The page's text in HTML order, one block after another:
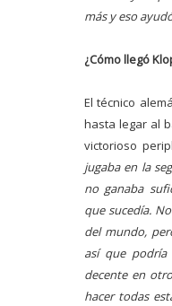
más y eso
¿Cómo llegó
El técnico
hasta legar al
victorioso
jugaba en la
no ganaba
que sucedía.
del mundo,
así que
decente en
hacer todas